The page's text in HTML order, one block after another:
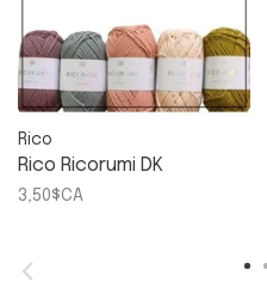
Rico
Rico Ricorumi DK
3,50$CA